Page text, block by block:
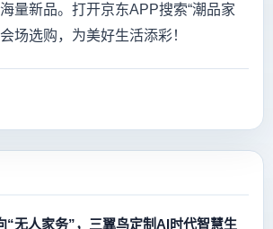
量新品。打开京东APP搜索“潮品家
场选购，为美好生活添彩！
“无人家务”，三翼鸟定制AI时代智慧生